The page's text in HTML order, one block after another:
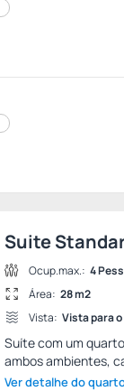
Suite
Ocup.max.: 4
Área: 28 m2
Vista: Vista para
Suíte com um
ambos ambientes,
Ver detalhe do